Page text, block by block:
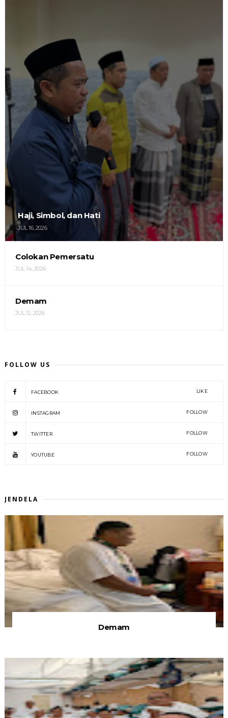
Haji, Simbol, dan Hati
JUL 16, 2026
Colokan Pemersatu
JUL 14, 2026
Demam
JUL 12, 2026
FOLLOW US
FACEBOOK LIKE
INSTAGRAM FOLLOW
TWITTER FOLLOW
YOUTUBE FOLLOW
JENDELA
Demam